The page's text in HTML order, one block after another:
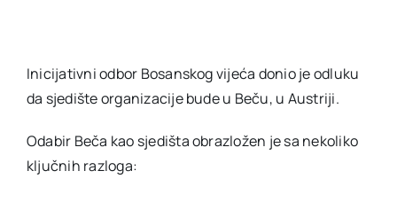
Inicijativni odbor Bosanskog vijeća donio je odluku
da sjedište organizacije bude u Beču, u Austriji.
Odabir Beča kao sjedišta obrazložen je sa nekoliko
ključnih razloga: